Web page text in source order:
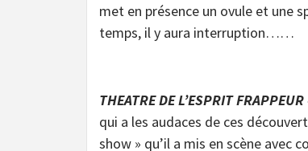
met en présence un ovule et une
temps, il y aura interruption……
THEATRE DE L’ESPRIT
qui a les audaces de ces
show » qu’il a mis en scène avec